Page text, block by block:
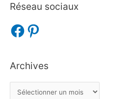
Réseau sociaux
Archives